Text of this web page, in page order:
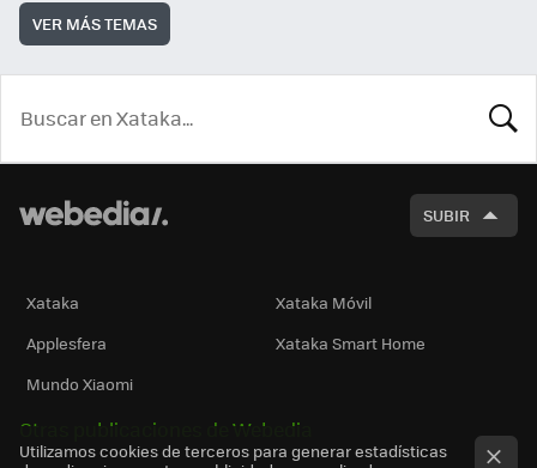
VER MÁS TEMAS
SUBIR
Xataka
Xataka Móvil
Applesfera
Xataka Smart Home
Mundo Xiaomi
Otras publicaciones de Webedia
Utilizamos cookies de terceros para generar estadísticas